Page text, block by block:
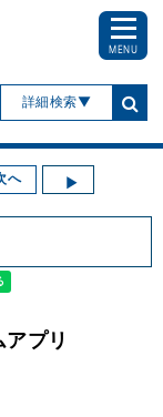
詳細検索
MENU
へ
プリ